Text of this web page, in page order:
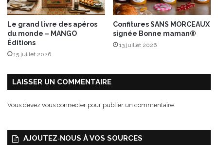
Le grand livre des apéros
du monde – MANGO
Éditions
15 juillet 2026
Confitures SANS MORCEAUX
signée Bonne maman®
13 juillet 2026
LAISSER UN COMMENTAIRE
Vous devez vous connecter pour publier un commentaire.
AJOUTEZ‑NOUS À VOS SOURCES